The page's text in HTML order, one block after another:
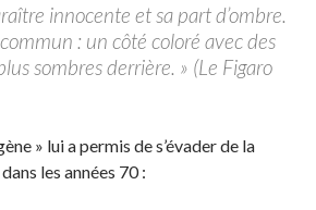
innocente et sa part d’ombre.
: un côté coloré avec des
sombres derrière. » (Le Figaro
» lui a permis de s’évader de la
les années 70 :